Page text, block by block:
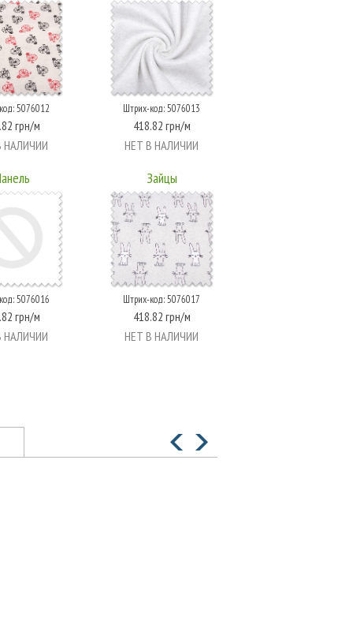
5076012
грн/м
НАЛИЧИИ
Штрих-код: 5076013
418.82 грн/м
НЕТ В НАЛИЧИИ
5076016
грн/м
НАЛИЧИИ
Зайцы
Штрих-код: 5076017
418.82 грн/м
НЕТ В НАЛИЧИИ